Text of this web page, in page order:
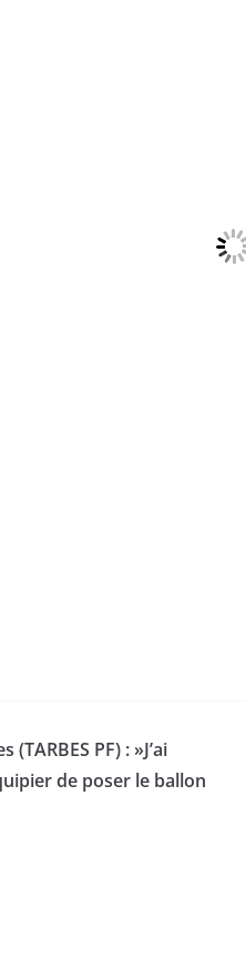
PF) : »J’ai
de poser le ballon